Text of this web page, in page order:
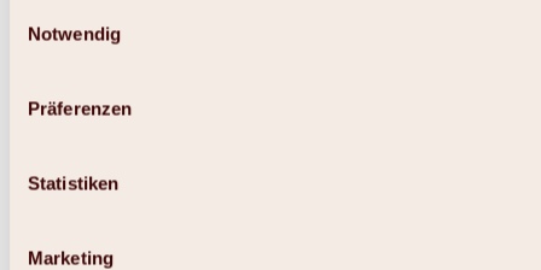
Notwendig
Präferenzen
Statistiken
Marketing
Ganzjährig